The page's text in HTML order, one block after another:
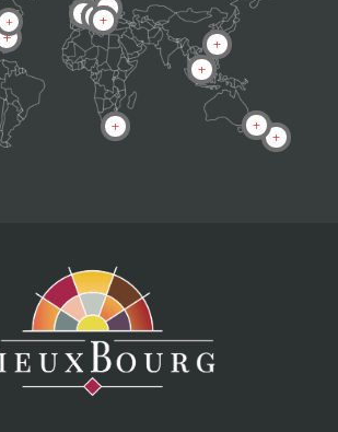
L
L
L
LL
L
L
L
L
L
L